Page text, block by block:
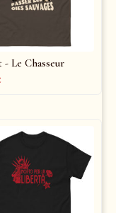
Le Chasseur